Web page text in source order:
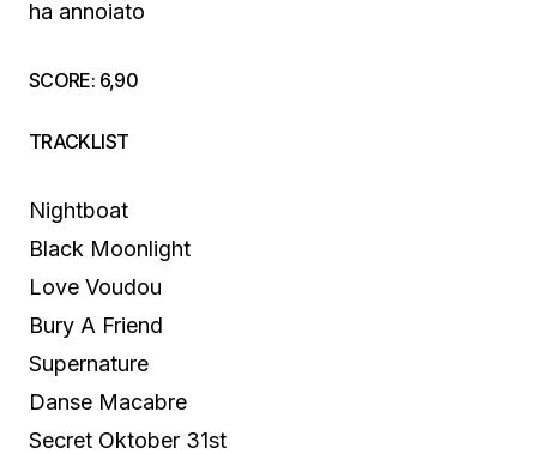
ha annoiato
SCORE: 6,90
TRACKLIST
Nightboat
Black Moonlight
Love Voudou
Bury A Friend
Supernature
Danse Macabre
Secret Oktober 31st